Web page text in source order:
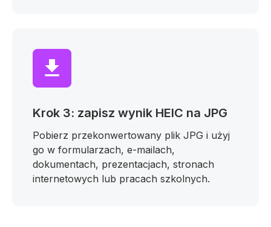
Krok 3: zapisz wynik HEIC na JPG
Pobierz przekonwertowany plik JPG i użyj
go w formularzach, e-mailach,
dokumentach, prezentacjach, stronach
internetowych lub pracach szkolnych.